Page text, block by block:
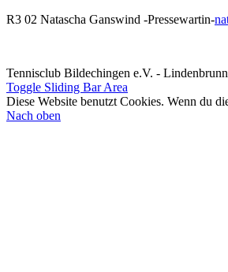
R3 02 Natascha Ganswind -Pressewartin-
Tennisclub Bildechingen e.V. -
Toggle Sliding Bar Area
Diese Website benutzt Cookies. Wenn du
Nach oben